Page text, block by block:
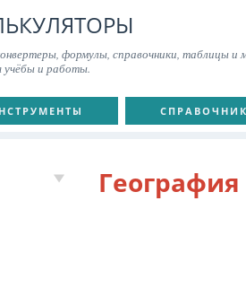
формулы, справочники, таблицы и
учёбы и работы.
СПРАВОЧНИК
География